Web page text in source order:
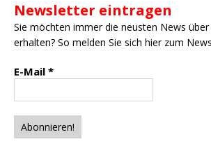
Newsletter eintragen
Sie möchten immer die neusten News über
erhalten? So melden Sie sich hier zum
E-Mail *